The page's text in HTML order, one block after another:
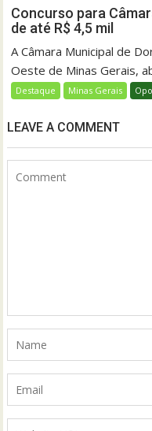
Concurso para
de até R$ 4,5 mil
A Câmara Municipal de
Oeste de Minas Gerais,
Destaque Minas Gerais
LEAVE A COMMENT